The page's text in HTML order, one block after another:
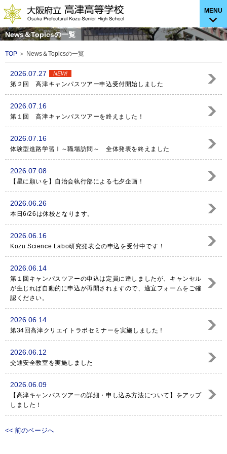
MENU
News＆Topicsの一覧
TOP ＞ News＆Topicsの一覧
2026.07.27 NEW!
第２回 高津キャンパスツアー申込受付開始しました
2026.07.16
第１回 高津キャンパスツアーを終えました！
2026.07.16
体験型進路学習Ⅰ～職場訪問～ 全体発表を終えました
2026.07.08
【星に願いを】自治会執行部による七夕企画！
2026.06.26
本日6/26は休校となります。
2026.06.16
Kozu Science Labo研究発表会の申込を受付中です！
2026.06.14
第１回キャンパスツアーの申込は定員に達しましたが、キャンセル
が生じれば自動的に申込が再開されますので、適宜フォームをご確
認ください。
2026.06.14
第34回高津クリエイトラボセミナーを実施しました！
2026.06.12
交通安全教室を実施しました
2026.06.09
【高津キャンパスツアーの詳細・申し込み方法について】をアップ
しました！
<< 前のページへ